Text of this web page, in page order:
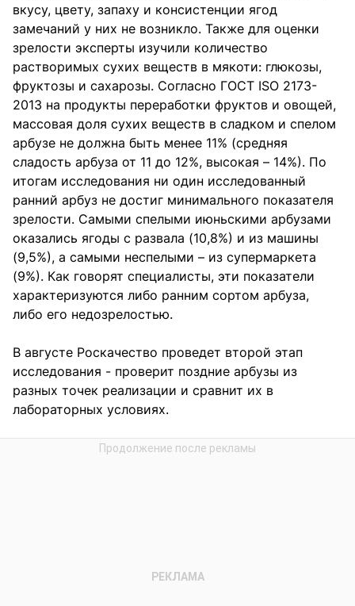
вкусу, цвету, запаху и консистенции ягод
замечаний у них не возникло. Также для оценки
зрелости эксперты изучили количество
растворимых сухих веществ в мякоти: глюкозы,
фруктозы и сахарозы. Согласно ГОСТ ISO 2173-
2013 на продукты переработки фруктов и овощей,
массовая доля сухих веществ в сладком и спелом
арбузе не должна быть менее 11% (средняя
сладость арбуза от 11 до 12%, высокая – 14%). По
итогам исследования ни один исследованный
ранний арбуз не достиг минимального показателя
зрелости. Самыми спелыми июньскими арбузами
оказались ягоды с развала (10,8%) и из машины
(9,5%), а самыми неспелыми – из супермаркета
(9%). Как говорят специалисты, эти показатели
характеризуются либо ранним сортом арбуза,
либо его недозрелостью.
В августе Роскачество проведет второй этап
исследования - проверит поздние арбузы из
разных точек реализации и сравнит их в
лабораторных условиях.